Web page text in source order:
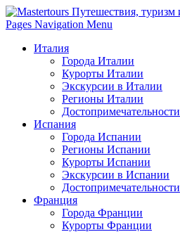
Pages Navigation Menu
Италия
Города Италии
Курорты Италии
Экскурсии в Италии
Регионы Италии
Достопримечательности
Испания
Города Испании
Регионы Испании
Курорты Испании
Экскурсии в Испании
Достопримечательности
Франция
Города Франции
Курорты Франции